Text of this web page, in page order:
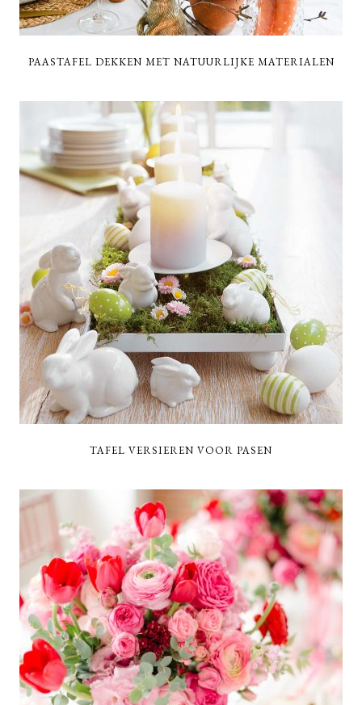
PAASTAFEL DEKKEN MET NATUURLIJKE MATERIALEN
TAFEL VERSIEREN VOOR PASEN